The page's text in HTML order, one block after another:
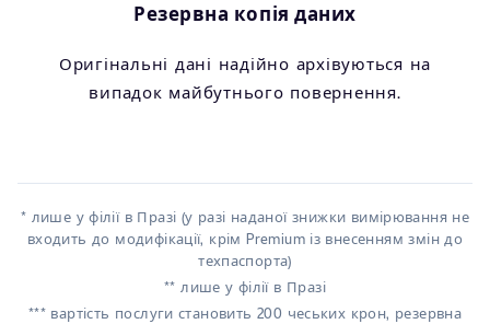
Резервна копія даних
Оригінальні дані надійно архівуються на
випадок майбутнього повернення.
* лише у філії в Празі (у разі наданої знижки вимірювання не
входить до модифікації, крім Premium із внесенням змін до
техпаспорта)
** лише у філії в Празі
*** вартість послуги становить 200 чеських крон, резервна